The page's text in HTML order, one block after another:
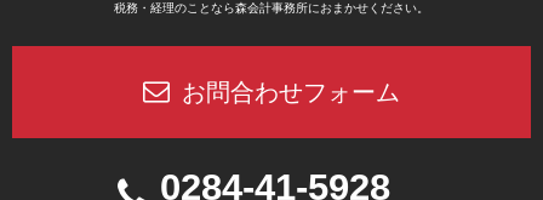
税務・経理のことなら森会計事務所におまかせください。
お問合わせフォーム
0284-41-5928